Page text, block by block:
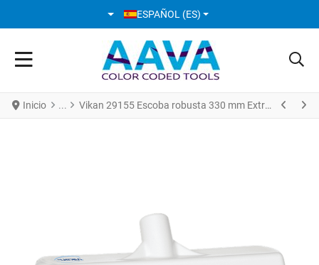
SELECCIONE SU IDIOMA
ESPAÑOL (ES)
Inicio Vikan 29155 Escoba robusta 330 mm Extra Duro Blanco